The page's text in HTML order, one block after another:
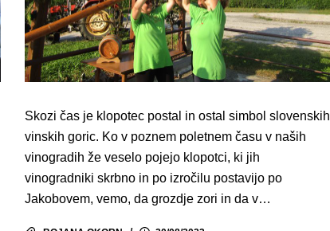
Skozi čas je klopotec postal in ostal simbol slovenskih
vinskih goric. Ko v poznem poletnem času v naših
vinogradih že veselo pojejo klopotci, ki jih
vinogradniki skrbno in po izročilu postavijo po
Jakobovem, vemo, da grozdje zori in da v…